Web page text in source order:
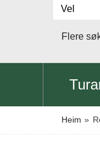
Vel
Flere
Heim »